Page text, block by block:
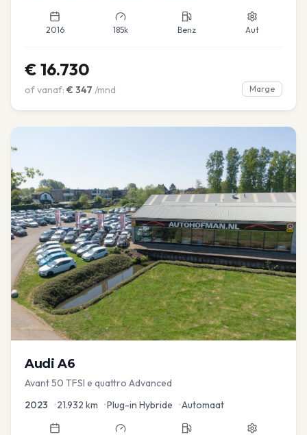
2016 185k Benz Aut
€ 16.730
of vanaf: € 347 /mnd Marge
Audi A6
Avant 50 TFSI e quattro Advanced
2023 •21.932 km •Plug-in Hybride •Automaat